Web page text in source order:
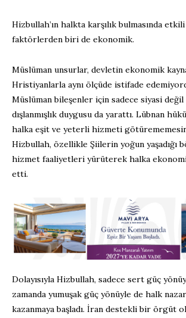
Hizbullah’ın halkta karşılık bulmasında
faktörlerden biri de ekonomik.
Müslüman unsurlar, devletin ekonomik
Hristiyanlarla aynı ölçüde istifade
Müslüman bileşenler için sadece siyasi
dışlanmışlık duygusu da yarattı. Lübnan
halka eşit ve yeterli hizmeti
Hizbullah, özellikle Şiilerin yoğun yaşadığı
hizmet faaliyetleri yürüterek halka
etti.
Dolayısıyla Hizbullah, sadece sert güç
zamanda yumuşak güç yönüyle de halk
kazanmaya başladı. İran destekli bir örgüt